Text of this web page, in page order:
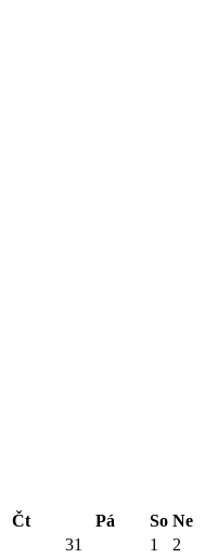
Čt Pá So Ne
31 1
2